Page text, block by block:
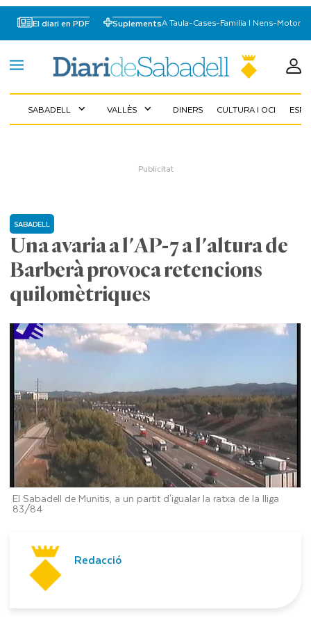
El diari en PDF SuplementsA Taula-Cases-Familia I Nens-Motor
SABADELL expand_more VALLÈS expand_more DINERS CULTURA I OCI
Una avaria a l'AP-7 a l'altura de
Barberà provoca retencions
quilomètriques
SABADELL
El Sabadell de Munitis, a un partit d'igualar la ratxa de la lliga
83/84
Redacció